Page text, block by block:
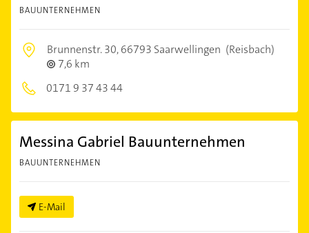
BAUUNTERNEHMEN
Brunnenstr. 30,66793 Saarwellingen (Reisbach)
7,6 km
0171 9 37 43 44
Messina Gabriel Bauunternehmen
BAUUNTERNEHMEN
E-Mail